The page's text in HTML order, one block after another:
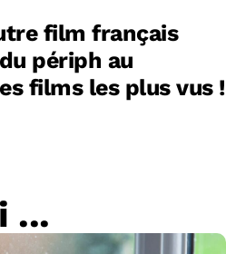
film français
périph au
films les plus vus !
...